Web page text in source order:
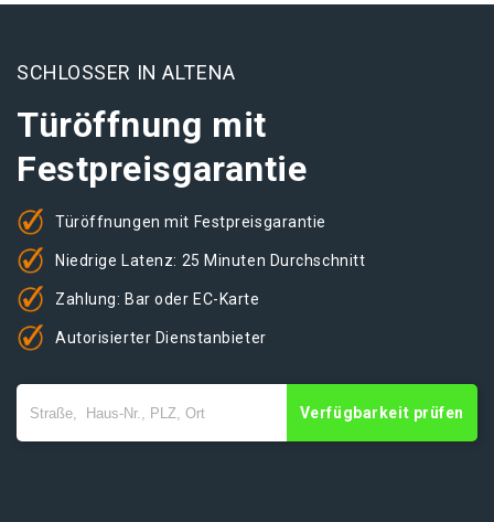
SCHLOSSER IN ALTENA
Türöffnung mit
Festpreisgarantie
Türöffnungen mit Festpreisgarantie
Niedrige Latenz: 25 Minuten Durchschnitt
Zahlung: Bar oder EC-Karte
Autorisierter Dienstanbieter
Verfügbarkeit prüfen